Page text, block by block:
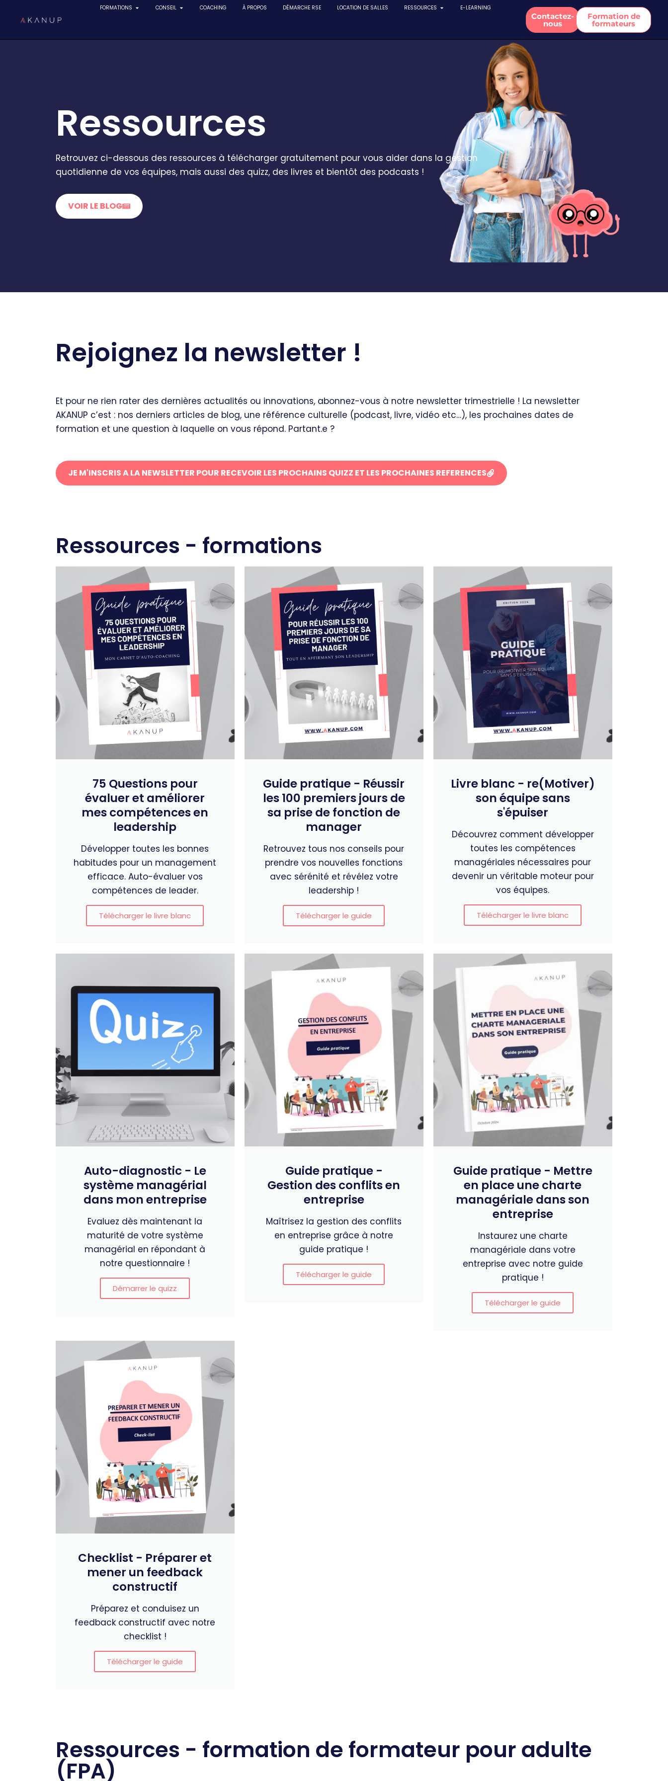
au
FORMATIONS CONSEIL COACHING À PROPOS DÉMARCHE RSE LOCATION DE SALLES RESSOURCES E-LEARNING
Contactez-
nous
Formation de
formateurs
Ressources
Retrouvez ci-dessous des ressources à télécharger gratuitement pour vous aider dans la gestion
quotidienne de vos équipes, mais aussi des quizz, des livres et bientôt des podcasts !
VOIR LE BLOG
Rejoignez la newsletter !
Et pour ne rien rater des dernières actualités ou innovations, abonnez-vous à notre newsletter trimestrielle ! La newsletter
AKANUP c’est : nos derniers articles de blog, une référence culturelle (podcast, livre, vidéo etc…), les prochaines dates de
formation et une question à laquelle on vous répond. Partant.e ?
JE M'INSCRIS A LA NEWSLETTER POUR RECEVOIR LES PROCHAINS QUIZZ ET LES PROCHAINES REFERENCES
Ressources - formations
75 Questions pour
évaluer et améliorer
mes compétences en
leadership
Développer toutes les bonnes
habitudes pour un management
efficace. Auto-évaluer vos
compétences de leader.
Télécharger le livre blanc
Guide pratique - Réussir
les 100 premiers jours de
sa prise de fonction de
manager
Retrouvez tous nos conseils pour
prendre vos nouvelles fonctions
avec sérénité et révélez votre
leadership !
Télécharger le guide
Livre blanc - re(Motiver)
son équipe sans
s'épuiser
Découvrez comment développer
toutes les compétences
managériales nécessaires pour
devenir un véritable moteur pour
vos équipes.
Télécharger le livre blanc
Auto-diagnostic - Le
système managérial
dans mon entreprise
Evaluez dès maintenant la
maturité de votre système
managérial en répondant à
notre questionnaire !
Démarrer le quizz
Guide pratique -
Gestion des conflits en
entreprise
Maîtrisez la gestion des conflits
en entreprise grâce à notre
guide pratique !
Télécharger le guide
Guide pratique - Mettre
en place une charte
managériale dans son
entreprise
Instaurez une charte
managériale dans votre
entreprise avec notre guide
pratique !
Télécharger le guide
Checklist - Préparer et
mener un feedback
constructif
Préparez et conduisez un
feedback constructif avec notre
checklist !
Télécharger le guide
Ressources - formation de formateur pour adulte
(FPA)